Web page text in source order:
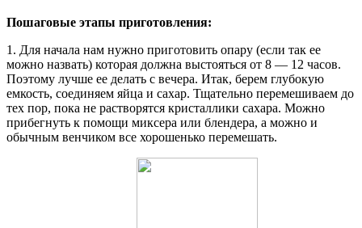
Пошаговые этапы приготовления:
1. Для начала нам нужно приготовить опару (если так ее
можно назвать) которая должна выстояться от 8 — 12 часов.
Поэтому лучше ее делать с вечера. Итак, берем глубокую
емкость, соединяем яйца и сахар. Тщательно перемешиваем до
тех пор, пока не растворятся кристаллики сахара. Можно
прибегнуть к помощи миксера или блендера, а можно и
обычным венчиком все хорошенько перемешать.